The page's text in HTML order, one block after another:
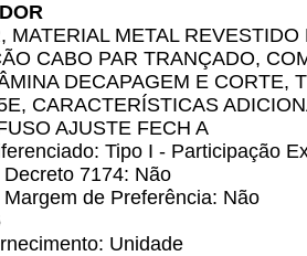
MATERIAL METAL
CABO PAR TRANÇADO,
DECAPAGEM E CORTE,
CARACTERÍSTICAS
AJUSTE FECH A
Tipo I - Participação
7174: Não
de Preferência: Não
Unidade